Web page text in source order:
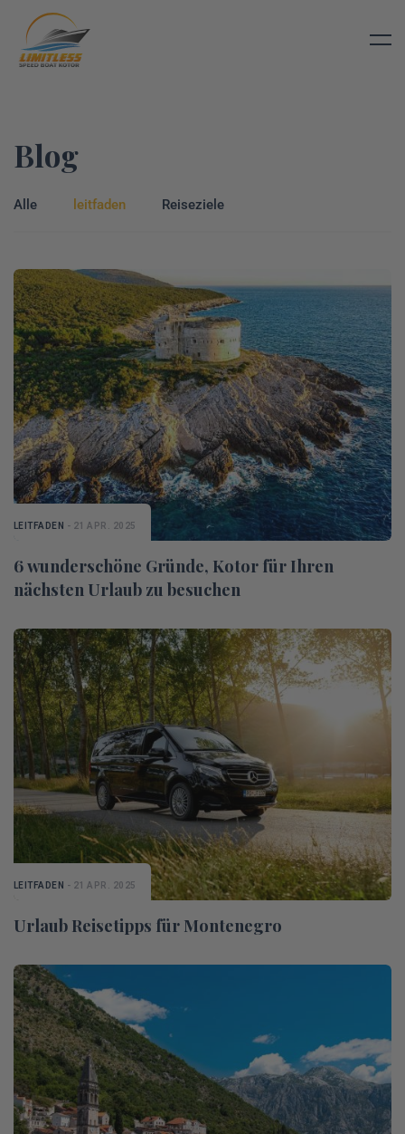
Blog
Alle leitfaden Reiseziele
LEITFADEN - 21 APR. 2025
6 wunderschöne Gründe, Kotor für Ihren
nächsten Urlaub zu besuchen
LEITFADEN - 21 APR. 2025
Urlaub Reisetipps für Montenegro